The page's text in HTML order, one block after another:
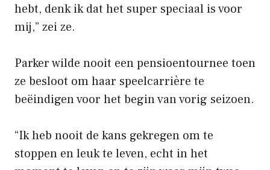
hebt, denk ik dat het super speciaal is voor
mij,” zei ze.
Parker wilde nooit een pensioentournee toen
ze besloot om haar speelcarrière te
beëindigen voor het begin van vorig seizoen.
“Ik heb nooit de kans gekregen om te
stoppen en leuk te leven, echt in het